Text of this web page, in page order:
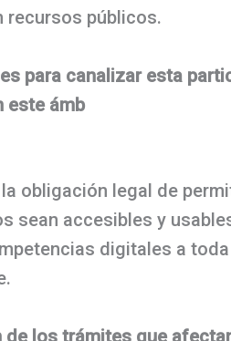
recursos públicos.
para canalizar esta
este ámb
obligación legal de
sean accesibles y
digitales a
los trámites que